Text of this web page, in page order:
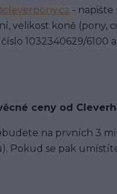
- napište
velikost koně (pony,
1032340629/6100
ceny od
na prvních 3
Pokud se pak